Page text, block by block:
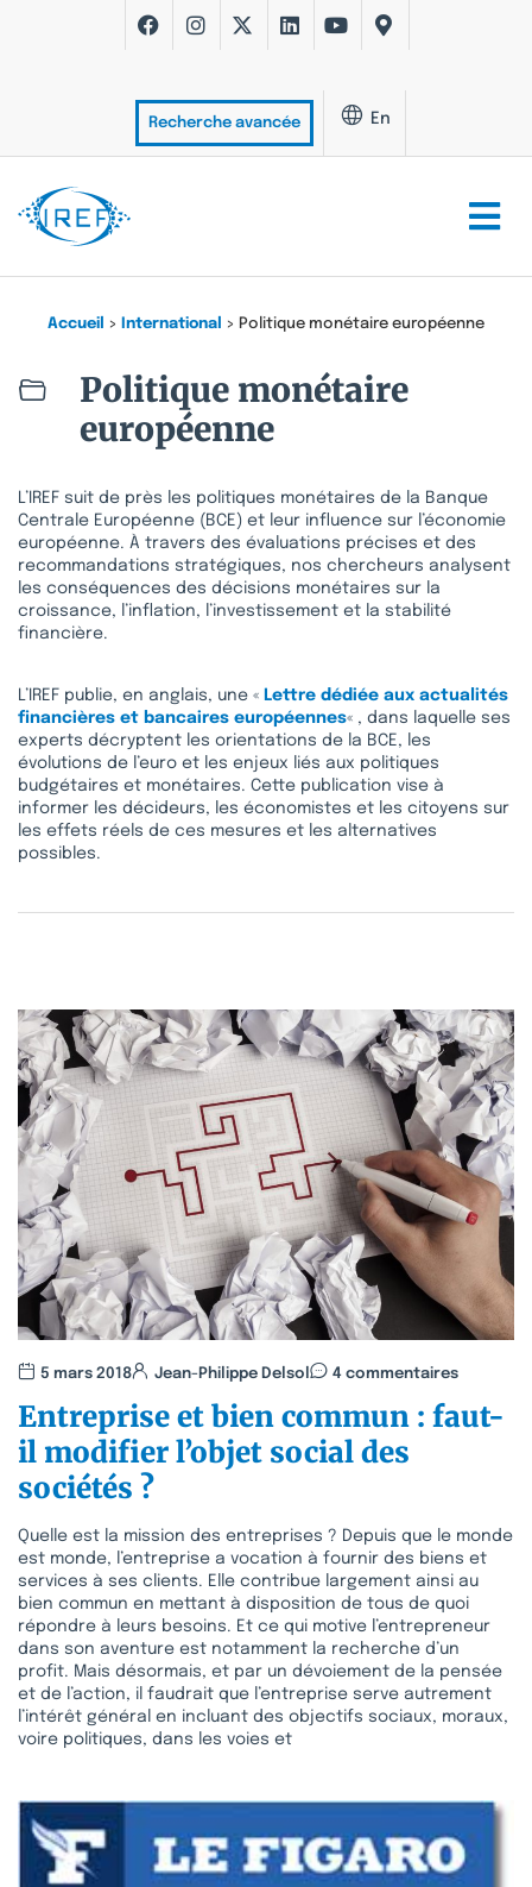
Recherche avancée En
Accueil > International > Politique monétaire européenne
Politique monétaire
européenne
L’IREF suit de près les politiques monétaires de la Banque
Centrale Européenne (BCE) et leur influence sur l’économie
européenne. À travers des évaluations précises et des
recommandations stratégiques, nos chercheurs analysent
les conséquences des décisions monétaires sur la
croissance, l’inflation, l’investissement et la stabilité
financière.
L’IREF publie, en anglais, une « Lettre dédiée aux actualités
financières et bancaires européennes« , dans laquelle ses
experts décryptent les orientations de la BCE, les
évolutions de l’euro et les enjeux liés aux politiques
budgétaires et monétaires. Cette publication vise à
informer les décideurs, les économistes et les citoyens sur
les effets réels de ces mesures et les alternatives
possibles.
5 mars 2018 Jean-Philippe Delsol 4 commentaires
Entreprise et bien commun : faut-
il modifier l’objet social des
sociétés ?
Quelle est la mission des entreprises ? Depuis que le monde
est monde, l’entreprise a vocation à fournir des biens et
services à ses clients. Elle contribue largement ainsi au
bien commun en mettant à disposition de tous de quoi
répondre à leurs besoins. Et ce qui motive l’entrepreneur
dans son aventure est notamment la recherche d’un
profit. Mais désormais, et par un dévoiement de la pensée
et de l’action, il faudrait que l’entreprise serve autrement
l’intérêt général en incluant des objectifs sociaux, moraux,
voire politiques, dans les voies et